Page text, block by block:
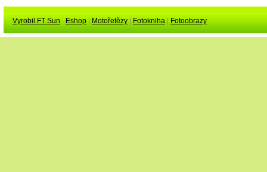
Vyrobil FT Sun Eshop Motořetězy Fotokniha Fotoobrazy